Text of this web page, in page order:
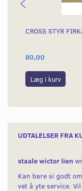
CROSS STYR
80,00
Læg i kurv
UDTALELSER FRA
staale wictor lien
Kan bare si godt
vet å yte service.